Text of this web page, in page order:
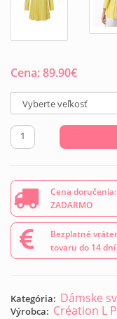
Cena:89.90€
Cena doručenia:
ZADARMO
Bezplatné
tovaru do 14 dní
Kategória: Dámske
Výrobca: Création L